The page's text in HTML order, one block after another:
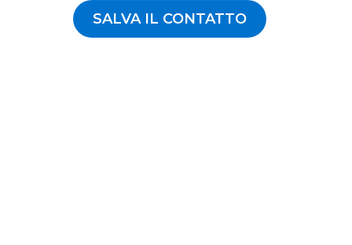
SALVA IL CONTATTO